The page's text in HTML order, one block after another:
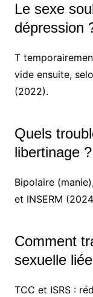
Le sexe
dépression
T
vide ensuite,
(2022).
Quels
libertinage ?
Bipolaire
et INSERM
Comment
sexuelle
TCC et ISRS :